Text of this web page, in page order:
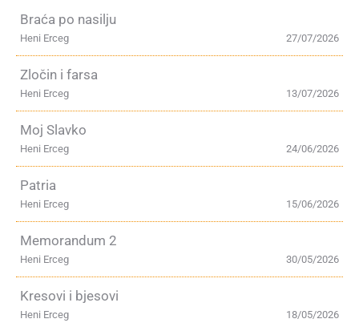
Braća po nasilju
27/07/2026
Heni Erceg
Zločin i farsa
13/07/2026
Heni Erceg
Moj Slavko
24/06/2026
Heni Erceg
Patria
15/06/2026
Heni Erceg
Memorandum 2
30/05/2026
Heni Erceg
Kresovi i bjesovi
18/05/2026
Heni Erceg